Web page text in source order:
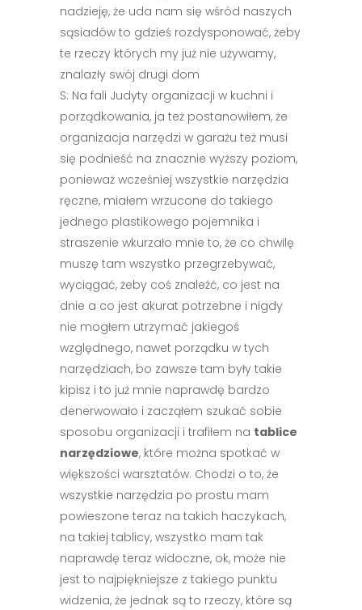
nadzieję, że uda nam się wśród naszych
sąsiadów to gdzieś rozdysponować, żeby
te rzeczy których my już nie używamy,
znalazły swój drugi dom
S: Na fali Judyty organizacji w kuchni i
porządkowania, ja też postanowiłem, że
organizacja narzędzi w garażu też musi
się podnieść na znacznie wyższy poziom,
ponieważ wcześniej wszystkie narzędzia
ręczne, miałem wrzucone do takiego
jednego plastikowego pojemnika i
straszenie wkurzało mnie to, że co chwilę
muszę tam wszystko przegrzebywać,
wyciągać, żeby coś znaleźć, co jest na
dnie a co jest akurat potrzebne i nigdy
nie mogłem utrzymać jakiegoś
względnego, nawet porządku w tych
narzędziach, bo zawsze tam były takie
kipisz i to już mnie naprawdę bardzo
denerwowało i zacząłem szukać sobie
sposobu organizacji i trafiłem na tablice
narzędziowe, które można spotkać w
większości warsztatów. Chodzi o to, że
wszystkie narzędzia po prostu mam
powieszone teraz na takich haczykach,
na takiej tablicy, wszystko mam tak
naprawdę teraz widoczne, ok, może nie
jest to najpiękniejsze z takiego punktu
widzenia, że jednak są to rzeczy, które są